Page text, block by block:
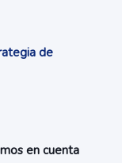
de
en cuenta